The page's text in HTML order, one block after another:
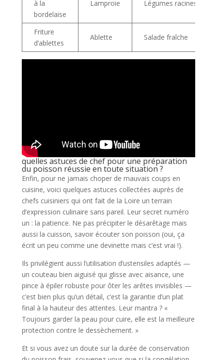
à la
bordelaise
Lamproie Légumes racines
Friture
d’ablettes
Ablette Salade fraîche
quelles astuces de chef pour une préparation
du poisson réussie en toute situation ?
Enfin, pour ne jamais choper de mauvais coups en
cuisine, voici quelques astuces collectées auprès de
chefs cuisiniers qui ont fait de la Loire un terrain
d’expression culinaire sans pareil. Leur secret numéro
un : la patience. Ne pas précipiter le désarêtage mais
aussi la cuisson, savoir écouter son poisson (oui, ça
écrit un peu comme une devinette mais c’est vrai !).
Ils privilégient aussi l’utilisation d’ustensiles adaptés —
un couteau bien aiguisé qui glisse avec aisance, une
pince à épiler robuste pour ôter les arêtes invisibles —
c’est bien plus qu’un détail, c’est la garantie d’un plat
final à la hauteur des attentes. Leur mantra ? «
Toujours garder la peau pour cuire, elle est la meilleure
protection contre le dessèchement. »
Et si vous avez un doute sur la durée de conservation